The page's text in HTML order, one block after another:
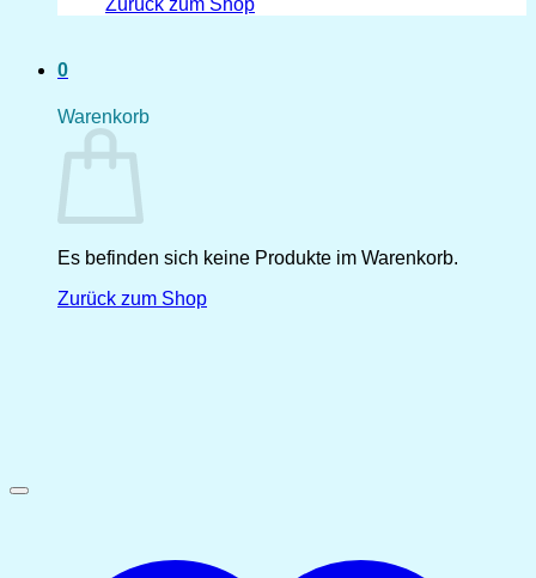
Zurück zum Shop
0
Warenkorb
Es befinden sich keine Produkte im Warenkorb.
Zurück zum Shop